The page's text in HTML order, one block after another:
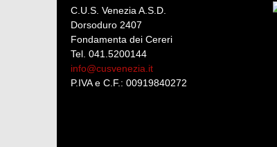
C.U.S. Venezia A.S.D.
Dorsoduro 2407
Fondamenta dei Cereri
Tel. 041.5200144
info@cusvenezia.it
P.IVA e C.F.: 00919840272